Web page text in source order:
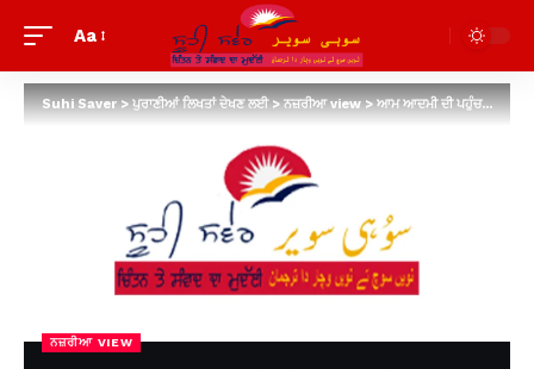
Aa
Suhi Saver>ਪੁਰਾਣੀਆਂ ਲਿਖਤਾਂ ਦੇਖਣ ਲਈ>ਨਜ਼ਰੀਆ view>ਆਮ ਆਦਮੀ ਦੀ ਪਹੁੰਚ ਤੋਂ ਬਾਹਰ ਹੋਈ ਮੈਡੀਕਲ ਸਿੱਖਿਆ -ਗੁਰਤੇਜ ਸਿੱਧੂ
ਨਜ਼ਰੀਆ VIEW